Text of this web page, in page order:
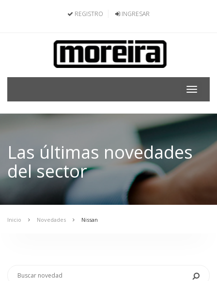
REGISTRO INGRESAR
Toggle
Las últimas novedades
del sector
Inicio Novedades Nissan